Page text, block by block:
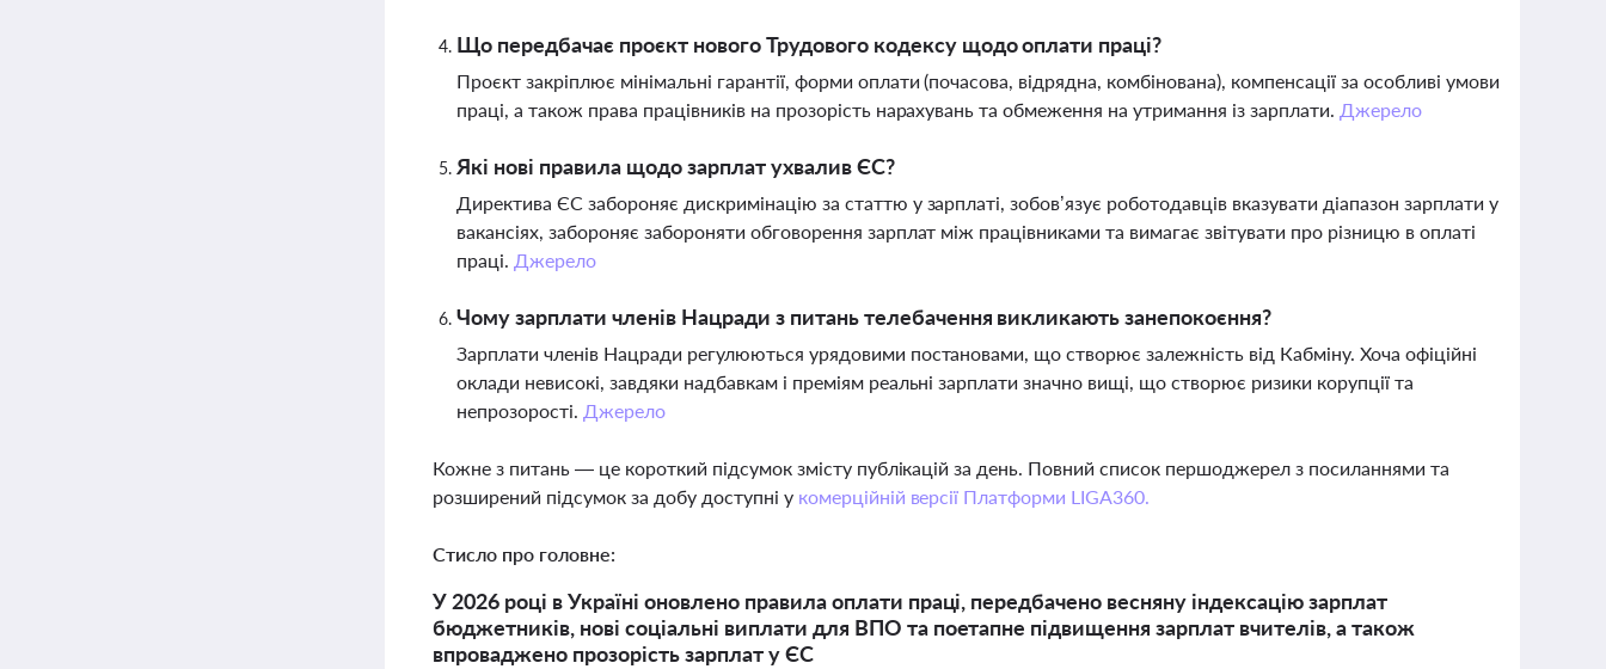
Що передбачає проєкт нового Трудового кодексу щодо оплати праці?
Проєкт закріплює мінімальні гарантії, форми оплати (почасова, відрядна, комбінована), компенсації за особливі умови
праці, а також права працівників на прозорість нарахувань та обмеження на утримання із зарплати. Джерело
Які нові правила щодо зарплат ухвалив ЄС?
Директива ЄС забороняє дискримінацію за статтю у зарплаті, зобов’язує роботодавців вказувати діапазон зарплати у
вакансіях, забороняє забороняти обговорення зарплат між працівниками та вимагає звітувати про різницю в оплаті
праці. Джерело
Чому зарплати членів Нацради з питань телебачення викликають занепокоєння?
Зарплати членів Нацради регулюються урядовими постановами, що створює залежність від Кабміну. Хоча офіційні
оклади невисокі, завдяки надбавкам і преміям реальні зарплати значно вищі, що створює ризики корупції та
непрозорості. Джерело
Кожне з питань — це короткий підсумок змісту публікацій за день. Повний список першоджерел з посиланнями та
розширений підсумок за добу доступні у комерційній версії Платформи LIGA360.
Стисло про головне:
У 2026 році в Україні оновлено правила оплати праці, передбачено весняну індексацію зарплат
бюджетників, нові соціальні виплати для ВПО та поетапне підвищення зарплат вчителів, а також
впроваджено прозорість зарплат у ЄС